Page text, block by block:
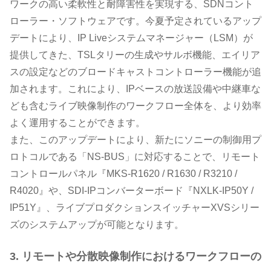
ワークの高い柔軟性と耐障害性を実現する、SDNコント
ローラー・ソフトウェアです。今夏予定されているアップ
デートにより、IP Liveシステムマネージャー（LSM）が
提供してきた、TSLタリーの生成やサルボ機能、エイリア
スの設定などのブロードキャストコントローラー機能が追
加されます。これにより、IPベースの放送設備や中継車な
ども含むライブ映像制作のワークフロー全体を、より効率
よく運用することができます。
また、このアップデートにより、新たにソニーの制御用プ
ロトコルである「NS-BUS」に対応することで、リモート
コントロールパネル『MKS-R1620 / R1630 / R3210 /
R4020』や、SDI-IPコンバーターボード『NXLK-IP50Y /
IP51Y』、ライブプロダクションスイッチャーXVSシリー
ズのシステムアップが可能となります。
3. リモートや分散映像制作におけるワークフローの